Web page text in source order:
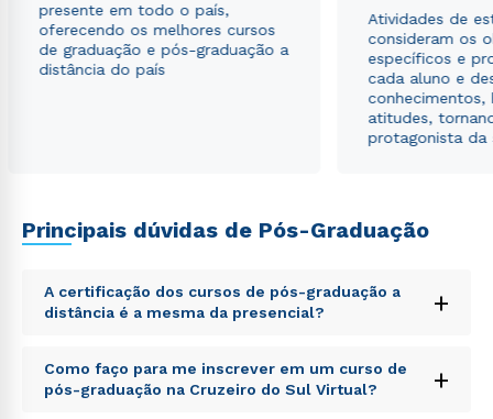
presente em todo o país,
oferecendo os melhores cursos
de graduação e pós-graduação a
distância do país
Atividades de
consideram os
específicos e
cada aluno e
conhecimentos,
atitudes,
protagonista da
Principais dúvidas de Pós-Graduação
A certificação dos cursos de pós-graduação a
distância é a mesma da presencial?
+
Sed ut perspiciatis unde omnis iste natus error sit
voluptatem accusantium doloremque laudantium,
totam rem aperiam, eaque ipsa quae ab illo inventore
Como faço para me inscrever em um curso de
pós-graduação na Cruzeiro do Sul Virtual?
+